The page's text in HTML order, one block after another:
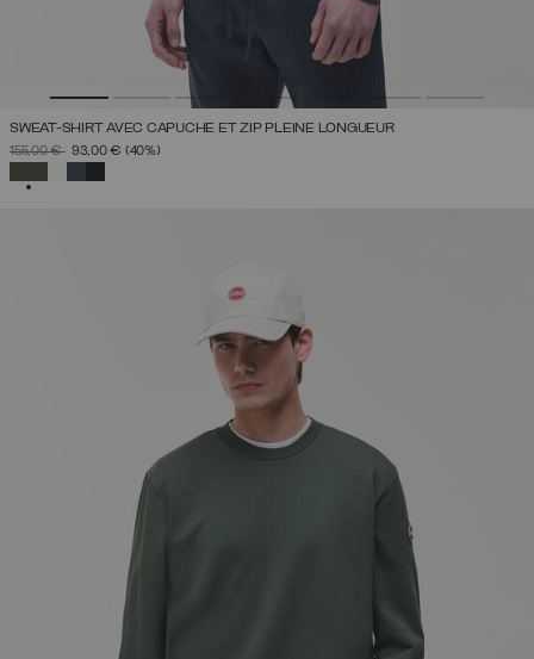
SWEAT-SHIRT AVEC CAPUCHE ET ZIP PLEINE LONGUEUR
PRIX RÉDUIT DE
155,00 €À93,00 € (40%)